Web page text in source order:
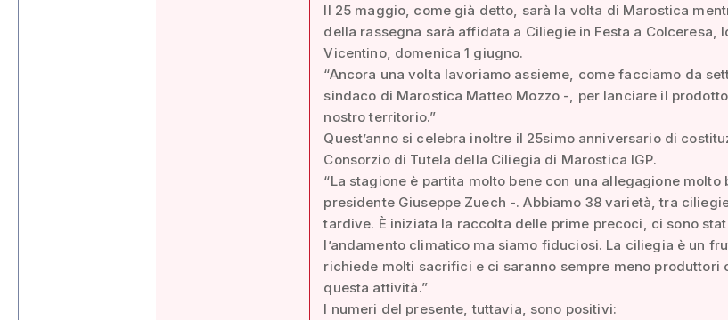
Il 25 maggio, come già detto, sarà la volta di Marostica
della rassegna sarà affidata a Ciliegie in Festa a Colceresa,
Vicentino, domenica 1 giugno.
“Ancora una volta lavoriamo assieme, come facciamo da
sindaco di Marostica Matteo Mozzo -, per lanciare il
nostro territorio.”
Quest’anno si celebra inoltre il 25simo anniversario di
Consorzio di Tutela della Ciliegia di Marostica IGP.
“La stagione è partita molto bene con una allegagione molto
presidente Giuseppe Zuech -. Abbiamo 38 varietà, tra
tardive. È iniziata la raccolta delle prime precoci, ci sono
l’andamento climatico ma siamo fiduciosi. La ciliegia è un
richiede molti sacrifici e ci saranno sempre meno produttori
questa attività.”
I numeri del presente, tuttavia, sono positivi: